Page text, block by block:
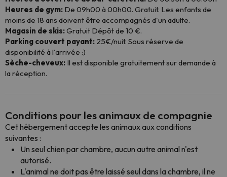
Heures de gym: De 09h00 à 00h00. Gratuit. Les enfants de
moins de 18 ans doivent être accompagnés d'un adulte.
Magasin de skis:Gratuit Dépôt de 10 €.
Parking couvert payant: 25€/nuit. Sous réserve de
disponibilité à l'arrivée :)
Sèche-cheveux: Il est disponible gratuitement sur demande à
la réception.
Conditions pour les animaux de compagnie
Cet hébergement accepte les animaux aux conditions
suivantes :
Un seul chien par chambre, aucun autre animal n'est
autorisé.
L'animal ne doit pas être laissé seul dans la chambre, il ne